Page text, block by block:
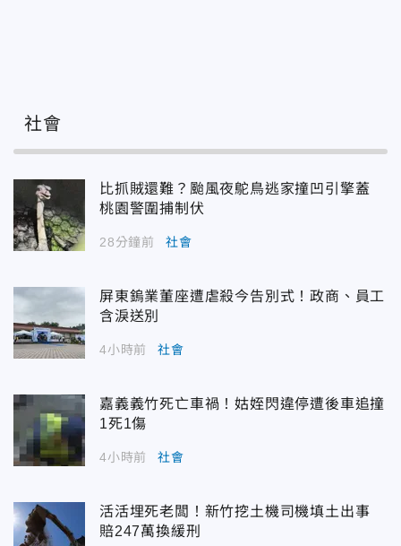
社會
比抓賊還難？颱風夜鴕鳥逃家撞凹引擎蓋
桃園警圍捕制伏
28分鐘前 社會
屏東鎢業董座遭虐殺今告別式！政商、員工
含淚送別
4小時前 社會
嘉義義竹死亡車禍！姑姪閃違停遭後車追撞
1死1傷
4小時前 社會
活活埋死老闆！新竹挖土機司機填土出事
賠247萬換緩刑